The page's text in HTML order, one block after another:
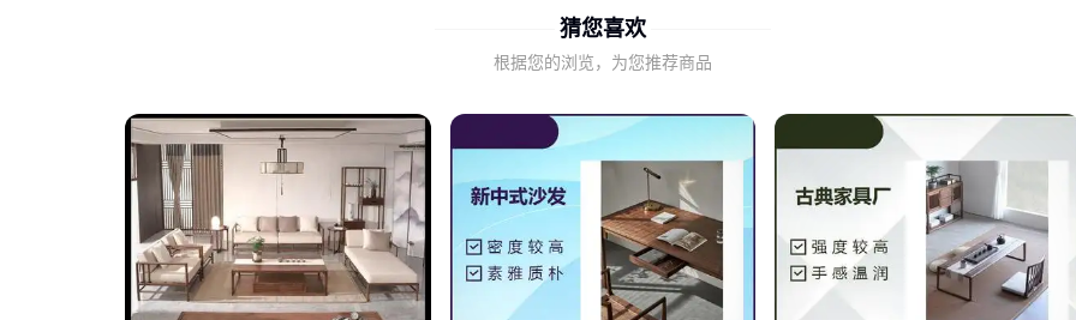
化意象。过于堆砌传统符号反而容易显得刻意和老气。
显？
材质选择直接影响现代中式家具的整体气质。全实木材质固然
能体现传统工艺，但现代混材设计往往更能突显年轻感：
实木框架搭配布艺或皮革软包，既保留温润质感又增加舒适
猜您喜欢
根据您的浏览，为您推荐商品